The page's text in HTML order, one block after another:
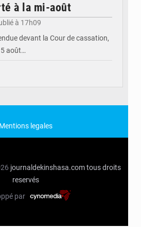
à la mi-août
à 17h09
devant la Cour de cassation,
5 août…
Mentions legales
journaldekinshasa.comtous droits
reservés
par